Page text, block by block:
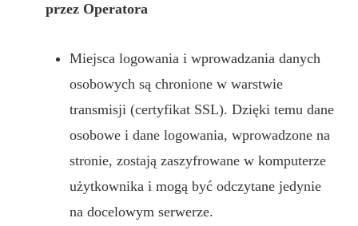
przez Operatora
Miejsca logowania i wprowadzania danych
osobowych są chronione w warstwie
transmisji (certyfikat SSL). Dzięki temu dane
osobowe i dane logowania, wprowadzone na
stronie, zostają zaszyfrowane w komputerze
użytkownika i mogą być odczytane jedynie
na docelowym serwerze.